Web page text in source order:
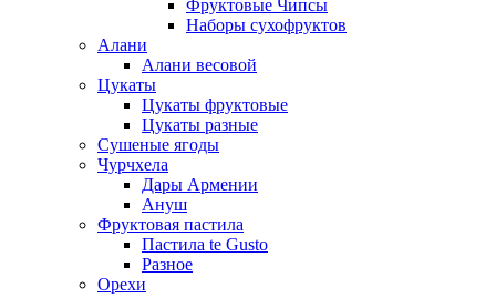
Фруктовые Чипсы
Наборы сухофруктов
Алани
Алани весовой
Цукаты
Цукаты фруктовые
Цукаты разные
Сушеные ягоды
Чурчхела
Дары Армении
Ануш
Фруктовая пастила
Пастила te Gusto
Разное
Орехи